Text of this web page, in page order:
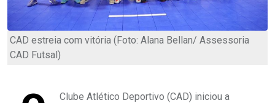
CAD estreia com vitória (Foto: Alana Bellan/ Assessoria
CAD Futsal)
Clube Atlético Deportivo (CAD) iniciou a